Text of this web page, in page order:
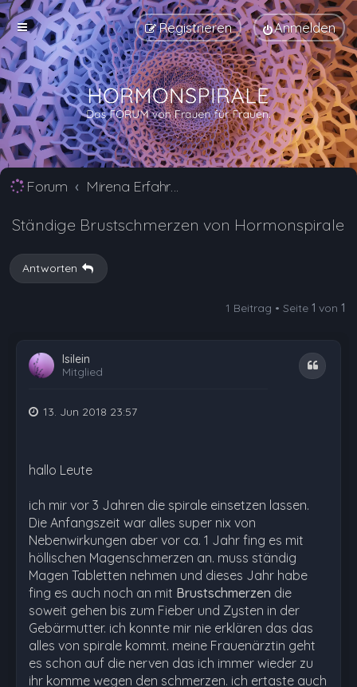
Anmelden
Registrieren
Forum Mirena Erfahrungsberichte und Nebenwirkungen
Ständige Brustschmerzen von Hormonspirale
Antworten
1 Beitrag • Seite 1 von 1
Isilein
Mitglied
Zitat
13. Jun 2018 23:57
hallo Leute
ich mir vor 3 Jahren die spirale einsetzen lassen.
Die Anfangszeit war alles super nix von
Nebenwirkungen aber vor ca. 1 Jahr fing es mit
höllischen Magenschmerzen an. muss ständig
Magen Tabletten nehmen und dieses Jahr habe
fing es auch noch an mit Brustschmerzen die
soweit gehen bis zum Fieber und Zysten in der
Gebärmutter. ich konnte mir nie erklären das das
alles von spirale kommt. meine Frauenärztin geht
es schon auf die nerven das ich immer wieder zu
ihr komme wegen den schmerzen. ich ertaste auch